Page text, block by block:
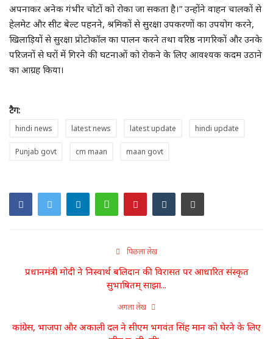
अपनाकर अनेक गंभीर चोटों को रोका जा सकता है।” उन्होंने वाहन चालकों से
हेलमेट और सीट बेल्ट पहनने, श्रमिकों से सुरक्षा उपकरणों का उपयोग करने,
खिलाड़ियों से सुरक्षा प्रोटोकॉल का पालन करने तथा वरिष्ठ नागरिकों और उनके
परिजनों से घरों में गिरने की घटनाओं को रोकने के लिए आवश्यक कदम उठाने
का आग्रह किया।
टैग:
hindi news latest news latest update hindi update
Punjab govt cm maan maan govt
पिछला लेख
प्रधानमंत्री मोदी ने निस्वार्थ बलिदान की विरासत पर आधारित संस्कृत
सुभाषितम् साझा...
अगला लेख
कांग्रेस, भाजपा और अकाली दल ने सीएम भगवंत सिंह मान को घेरने के लिए